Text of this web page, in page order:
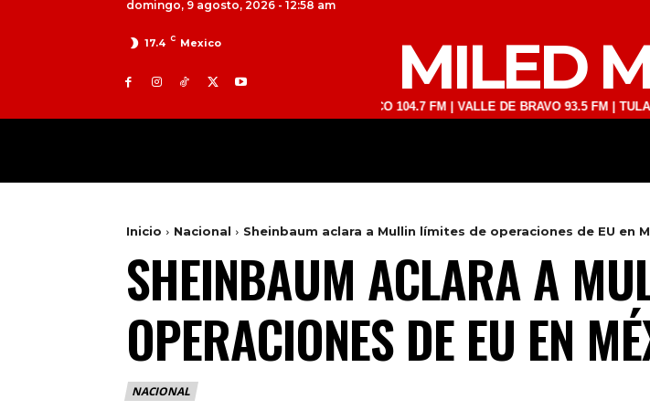
domingo, 9 agosto, 2026 - 12:58 am
17.4 C Mexico MILED
TOLUCA 98.9 FM | ATLACOMULCO 104.7 FM | VALLE DE BRAVO 93.5 FM |
Inicio Nacional Sheinbaum aclara a Mullin límites de operaciones de EU en
SHEINBAUM ACLARA A
OPERACIONES DE EU EN
NACIONAL